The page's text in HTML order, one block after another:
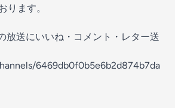
ります。
放送にいいね・コメント・レター送
6469db0f0b5e6b2d874b7da